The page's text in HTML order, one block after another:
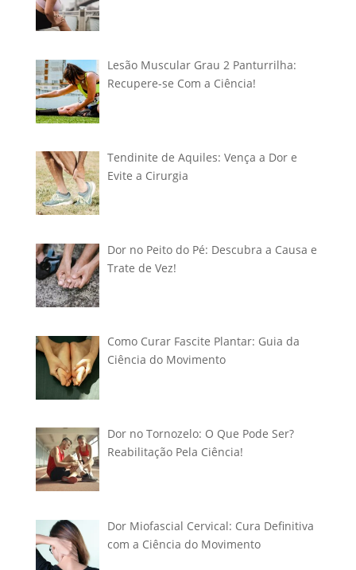
Lesão Muscular Grau 2 Panturrilha:
Recupere-se Com a Ciência!
Tendinite de Aquiles: Vença a Dor e
Evite a Cirurgia
Dor no Peito do Pé: Descubra a Causa e
Trate de Vez!
Como Curar Fascite Plantar: Guia da
Ciência do Movimento
Dor no Tornozelo: O Que Pode Ser?
Reabilitação Pela Ciência!
Dor Miofascial Cervical: Cura Definitiva
com a Ciência do Movimento